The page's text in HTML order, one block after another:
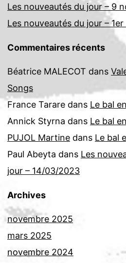
Les nouveautés du jour – 9
Les nouveautés du jour –
Commentaires récents
Béatrice MALECOT dans
Songs
France Tarare dans Le bal
Annick Styrna dans Le bal
PUJOL Martine dans Le bal
Paul Abeyta dans Les
jour – 14/03/2023
Archives
novembre 2025
mars 2025
novembre 2024